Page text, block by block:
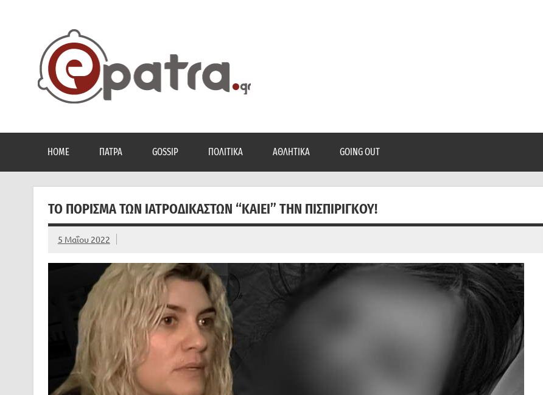
HOME ΠΆΤΡΑ GOSSIP ΠΟΛΙΤΙΚΆ ΑΘΛΗΤΙΚΆ GOING OUT
ΤΟ ΠΌΡΙΣΜΑ ΤΩΝ ΙΑΤΡΟΔΙΚΑΣΤΏΝ “ΚΑΊΕΙ” ΤΗΝ ΠΙΣΠΙΡΊΓΚΟΥ!
5 Μαΐου 2022